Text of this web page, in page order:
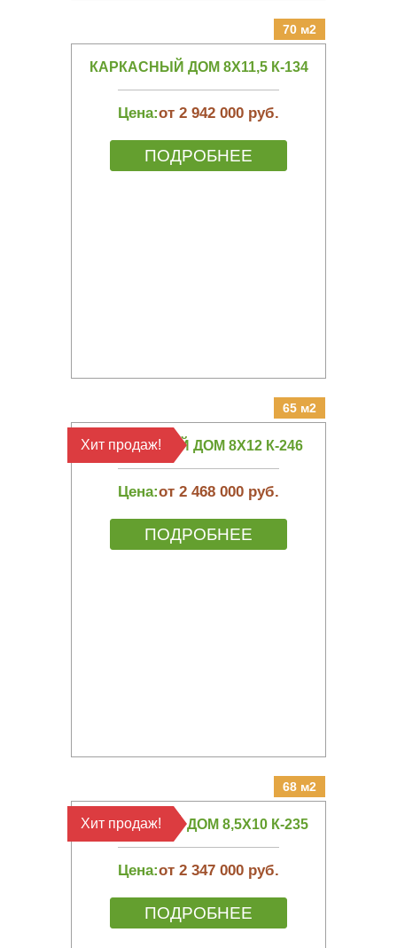
70 м2
КАРКАСНЫЙ ДОМ 8Х11,5 К-134
Цена:от 2 942 000 руб.
ПОДРОБНЕЕ
65 м2
КАРКАСНЫЙ ДОМ 8Х12 К-246
Цена:от 2 468 000 руб.
ПОДРОБНЕЕ
Хит продаж!
68 м2
КАРКАСНЫЙ ДОМ 8,5Х10 К-235
Цена:от 2 347 000 руб.
ПОДРОБНЕЕ
Хит продаж!